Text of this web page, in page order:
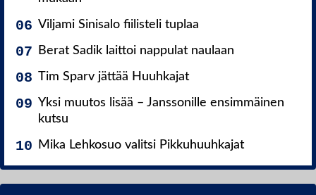
Viljami Sinisalo fiilisteli tuplaa
Berat Sadik laittoi nappulat naulaan
Tim Sparv jättää Huuhkajat
Yksi muutos lisää – Janssonille ensimmäinen
kutsu
Mika Lehkosuo valitsi Pikkuhuuhkajat